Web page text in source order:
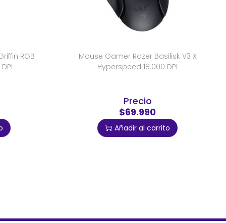
RGB
Mouse Gamer Razer Basilisk V3 X
Hyperspeed 18.000 DPI
Precio
$69.990
Añadir al carrito